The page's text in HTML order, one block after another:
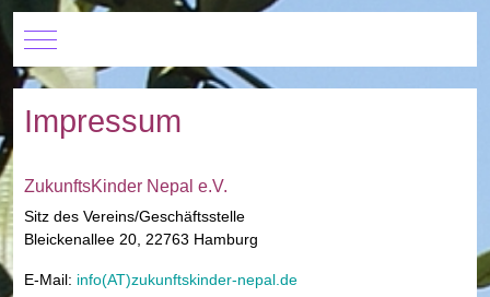
Mobile Menu Toggle
Impressum
ZukunftsKinder Nepal e.V.
Sitz des Vereins/Geschäftsstelle
Bleickenallee 20, 22763 Hamburg
E-Mail: info(AT)zukunftskinder-nepal.de